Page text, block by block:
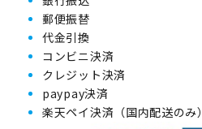
郵便振替
代金引換
コンビニ決済
クレジット決済
paypay決済
楽天ペイ決済（国内配送のみ）